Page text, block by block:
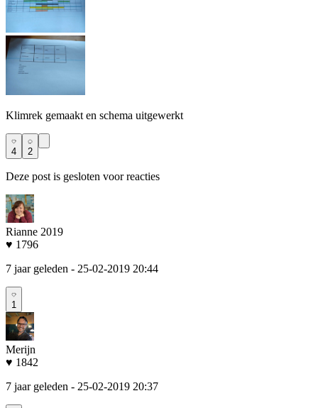
Klimrek gemaakt en schema uitgewerkt
4 2
Deze post is gesloten voor reacties
Rianne 2019
♥ 1796
7 jaar geleden - 25-02-2019 20:44
1
Merijn
♥ 1842
7 jaar geleden - 25-02-2019 20:37